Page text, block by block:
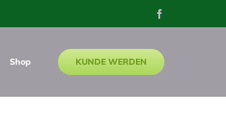
Shop KUNDE WERDEN